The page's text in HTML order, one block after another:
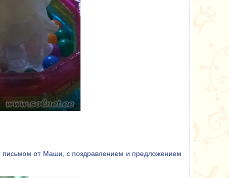
письмом от Маши, с поздравлением и предложением